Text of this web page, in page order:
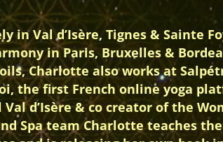
Val d’Isère, Tignes & Sainte
in Paris, Bruxelles &
Charlotte also works at
the first French online yoga
d’Isère & co creator of the
Spa team Charlotte teaches